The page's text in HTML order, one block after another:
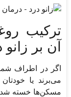
ترکیب
آن بر زانو
اگر در اطراف
می‌برند یا
مسکن‌ها خسته